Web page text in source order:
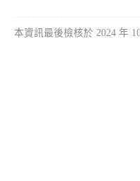
本資訊最後檢核於 2024 年